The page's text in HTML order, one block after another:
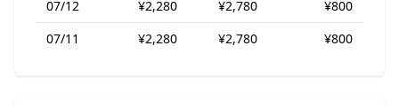
07/12
¥2,280 ¥2,780
¥800
07/11
¥2,280 ¥2,780 ¥800